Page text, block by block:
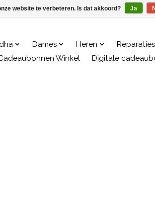
Dames Heren Reparaties
Winkel Digitale
website te verbeteren. Is dat akkoord? Ja